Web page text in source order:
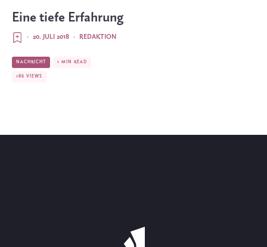
Eine tiefe Erfahrung
REDAKTION
·
20. JULI 2018
·
NACHRICHT 1 MIN READ
186 VIEWS